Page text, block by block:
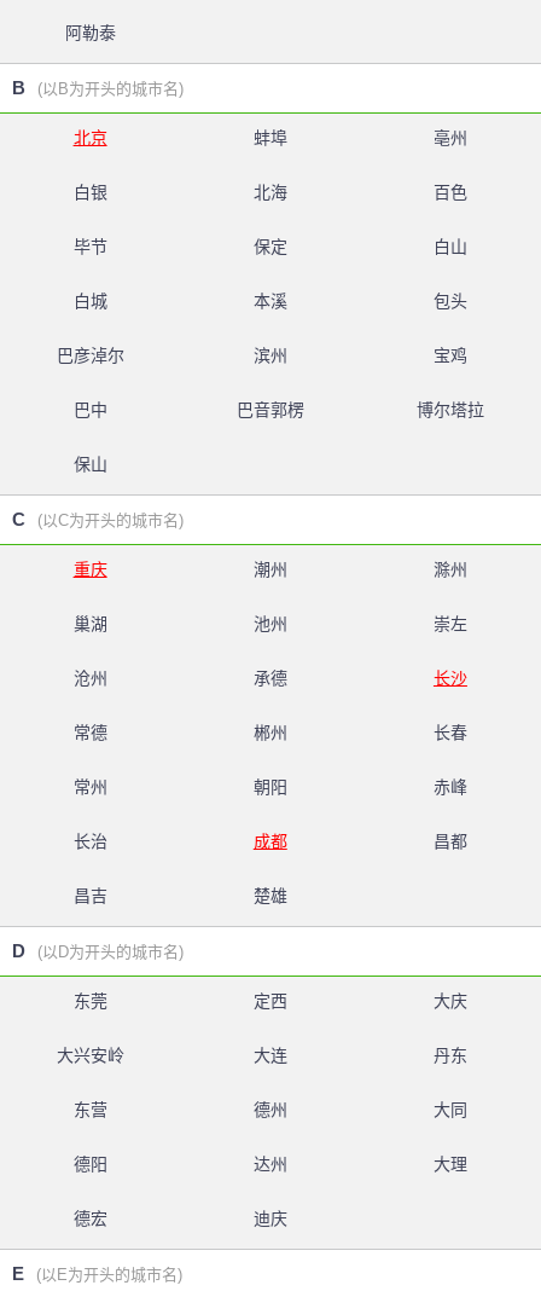
阿勒泰
B (以B为开头的城市名)
北京 蚌埠 亳州
白银 北海 百色
毕节 保定 白山
白城 本溪 包头
巴彦淖尔 滨州 宝鸡
巴中 巴音郭楞 博尔塔拉
保山
C (以C为开头的城市名)
重庆 潮州 滁州
巢湖 池州 崇左
沧州 承德 长沙
常德 郴州 长春
常州 朝阳 赤峰
长治 成都 昌都
昌吉 楚雄
D (以D为开头的城市名)
东莞 定西 大庆
大兴安岭 大连 丹东
东营 德州 大同
德阳 达州 大理
德宏 迪庆
E (以E为开头的城市名)